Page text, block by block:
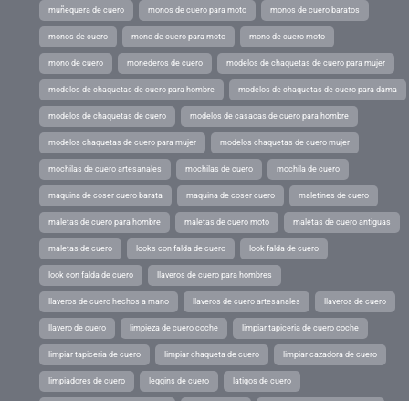
muñequera de cuero monos de cuero para moto monos de cuero baratos
monos de cuero mono de cuero para moto mono de cuero moto
mono de cuero monederos de cuero modelos de chaquetas de cuero para mujer
modelos de chaquetas de cuero para hombre modelos de chaquetas de cuero para dama
modelos de chaquetas de cuero modelos de casacas de cuero para hombre
modelos chaquetas de cuero para mujer modelos chaquetas de cuero mujer
mochilas de cuero artesanales mochilas de cuero mochila de cuero
maquina de coser cuero barata maquina de coser cuero maletines de cuero
maletas de cuero para hombre maletas de cuero moto maletas de cuero antiguas
maletas de cuero looks con falda de cuero look falda de cuero
look con falda de cuero llaveros de cuero para hombres
llaveros de cuero hechos a mano llaveros de cuero artesanales llaveros de cuero
llavero de cuero limpieza de cuero coche limpiar tapiceria de cuero coche
limpiar tapiceria de cuero limpiar chaqueta de cuero limpiar cazadora de cuero
limpiadores de cuero leggins de cuero latigos de cuero